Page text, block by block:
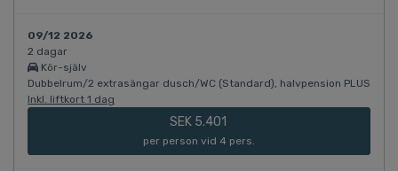
09/12 2026
2 dagar
Kör-själv
Dubbelrum/2 extrasängar dusch/WC (Standard), halvpension PLUS
Inkl. liftkort 1 dag
SEK 5.401
per person vid 4 pers.